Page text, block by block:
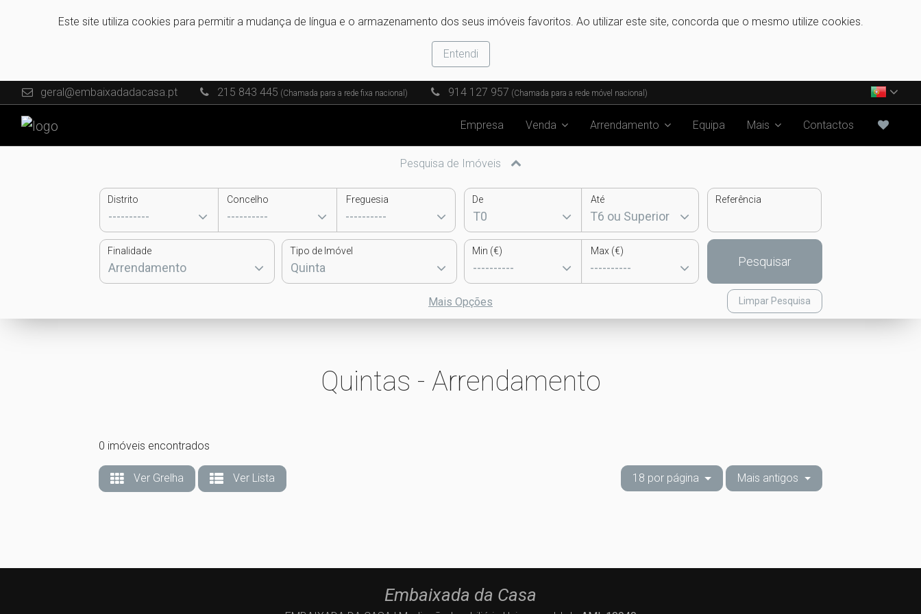
Este site utiliza cookies para permitir a mudança de língua e o armazenamento dos seus imóveis favoritos. Ao utilizar este site, concorda que o mesmo utilize cookies.
Entendi
geral@embaixadadacasa.pt 215 843 445 (Chamada para a rede fixa nacional) 914 127 957 (Chamada para a rede móvel nacional)
Empresa Venda Arrendamento Equipa Mais Contactos
Pesquisa de Imóveis
Distrito Concelho Freguesia De Até Referência
Finalidade Tipo de Imóvel Min (€) Max (€)
Pesquisar
Mais Opções Limpar Pesquisa
Quintas - Arrendamento
0 imóveis encontrados
Ver Grelha Ver Lista 18 por página Mais antigos
Embaixada da Casa